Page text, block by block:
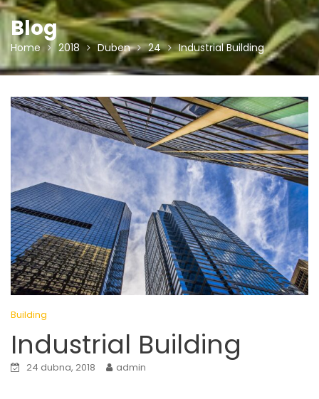
Blog
Home 2018 Duben 24 Industrial Building
Building
Industrial Building
24 dubna, 2018 admin